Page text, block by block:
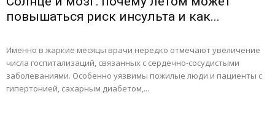
повышаться риск инсульта и как...
Именно в жаркие месяцы врачи нередко отмечают увеличение
числа госпитализаций, связанных с сердечно-сосудистыми
заболеваниями. Особенно уязвимы пожилые люди и пациенты с
гипертонией, сахарным диабетом,...